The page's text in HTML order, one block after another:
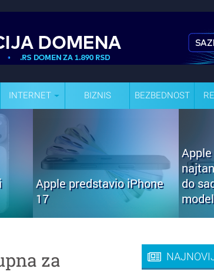
INTERNET BIZNIS BEZBEDNOST
Apple predstavio iPhone
17
do
za